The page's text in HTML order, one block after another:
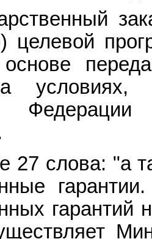
целевой
условиях,
27 слова: "а